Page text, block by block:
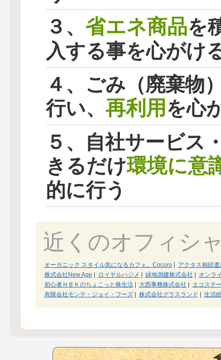
３、 省エネ商品を
入する事を心がけ
４、ごみ（廃棄物
行い、 再利用を心
５、自社サービス
きるだけ環境に意
的に行う
近くのオフィシ
オーガニック スタイル気になるカフェ。Cocoro|
アクタス相続
株式会社New Age
ロイヤルハジメ 緑地測建株式会社
オンラ
初心者ＨＢＫのちょこっと株生活| 大西事務株式会社
エコステ
有限会社モンテ・ジョイ・フーズ| 株式会社グラスランド 生活